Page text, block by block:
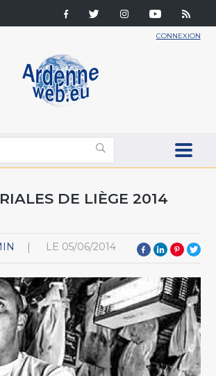
CONNEXION
DE LIÈGE 2014
LE 05/06/2014